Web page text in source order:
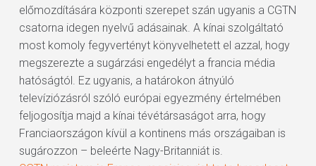
előmozdítására központi szerepet szán ugyanis a CGTN
csatorna idegen nyelvű adásainak. A kínai szolgáltató
most komoly fegyvertényt könyvelhetett el azzal, hogy
megszerezte a sugárzási engedélyt a francia média
hatóságtól. Ez ugyanis, a határokon átnyúló
televíziózásról szóló európai egyezmény értelmében
feljogosítja majd a kínai tévétársaságot arra, hogy
Franciaországon kívül a kontinens más országaiban is
sugározzon – beleérte Nagy-Britanniát is.